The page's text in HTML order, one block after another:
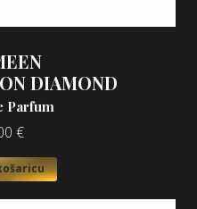
DIAMOND
Parfum
€